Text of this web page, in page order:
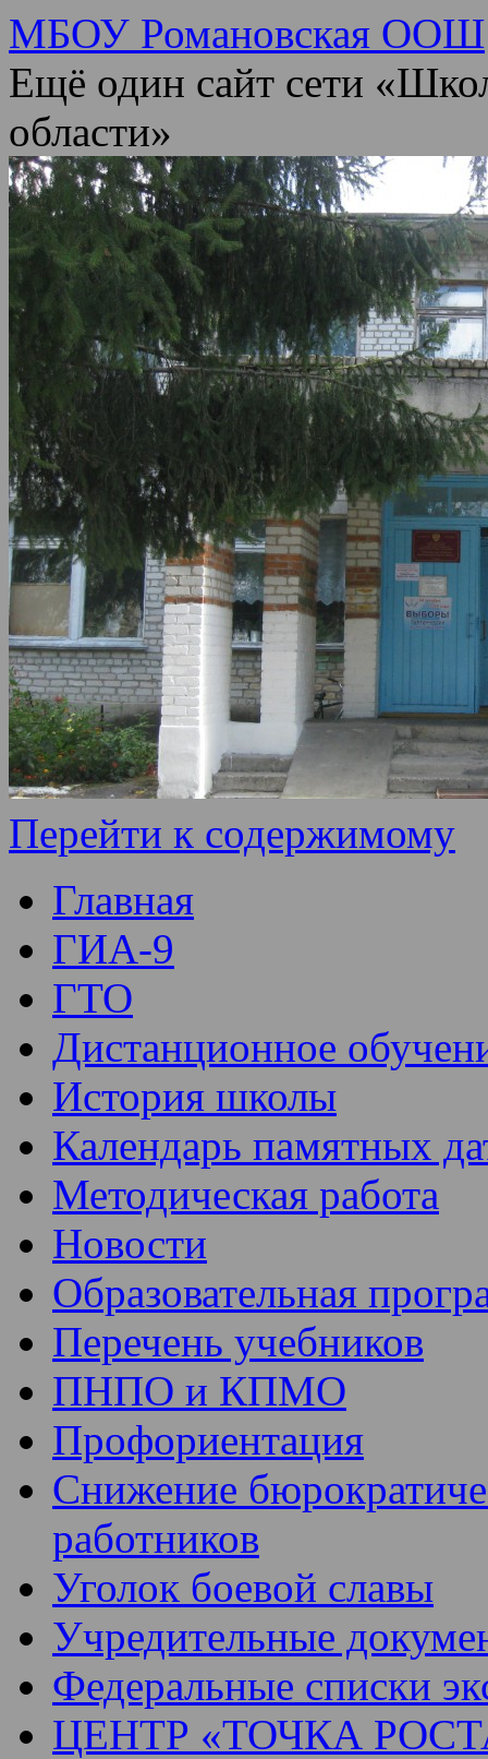
МБОУ Романовская ООШ
Ещё один сайт сети
области»
Перейти к содержимому
Главная
ГИА-9
ГТО
Дистанционное
История школы
Календарь памятных
Методическая работа
Новости
Образовательная
Перечень учебников
ПНПО и КПМО
Профориентация
Снижение
работников
Уголок боевой славы
Учредительные
Федеральные списки
ЦЕНТР «ТОЧКА